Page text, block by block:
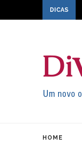
DICAS
HOME